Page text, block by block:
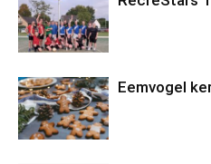
Eemvogel